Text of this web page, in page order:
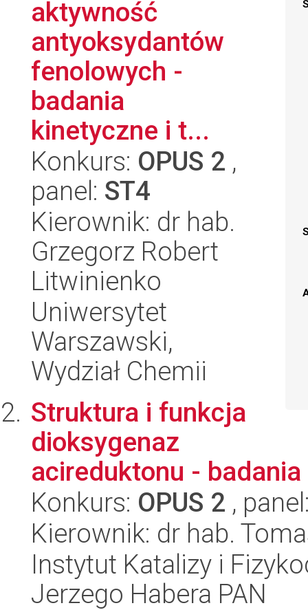
aktywność
antyoksydantów
fenolowych -
badania
kinetyczne i t...
Konkurs: OPUS 2 ,
panel: ST4
Kierownik: dr hab.
Grzegorz Robert
Litwinienko
Uniwersytet
Warszawski,
Wydział Chemii
Struktura i funkcja
dioksygenaz
acireduktonu -
Konkurs: OPUS 2 ,
Kierownik: dr hab.
Instytut Katalizy i
Jerzego Habera PAN